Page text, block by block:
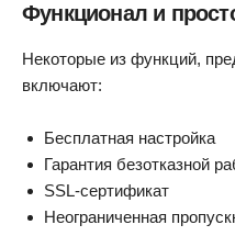
Функционал и
Некоторые из функций,
включают:
Бесплатная настройка
Гарантия безотказной
SSL-сертификат
Неограниченная